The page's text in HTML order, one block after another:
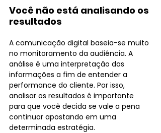
Você não está analisando os
resultados
A comunicação digital baseia-se muito
no monitoramento da audiência. A
análise é uma interpretação das
informações a fim de entender a
performance do cliente. Por isso,
analisar os resultados é importante
para que você decida se vale a pena
continuar apostando em uma
determinada estratégia.